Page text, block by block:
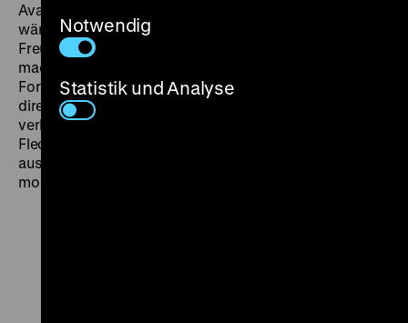
Avantgarde, ist selbst aber beinahe klassisch erzählt –
wäre da nicht Huis selbstbewusster Kunstgriff, Xiaos
Freunde und Bekannte zu Ko-Fabulierenden zu
machen. Immer wieder unterbrechen Randfiguren den
Fortgang von Xiaos Lebensgeschichte, indem sie sich
direkt an die Kamera wenden. Ihre Perspektiven
verbindet Hui zu einem nicht streng linearen
Flechtwerk; so bewahrt sich der aufwändig
ausgestattete Historienfilm die Agilität eines
modernen Romans. (np)
Notwendig
Statistik und Analyse